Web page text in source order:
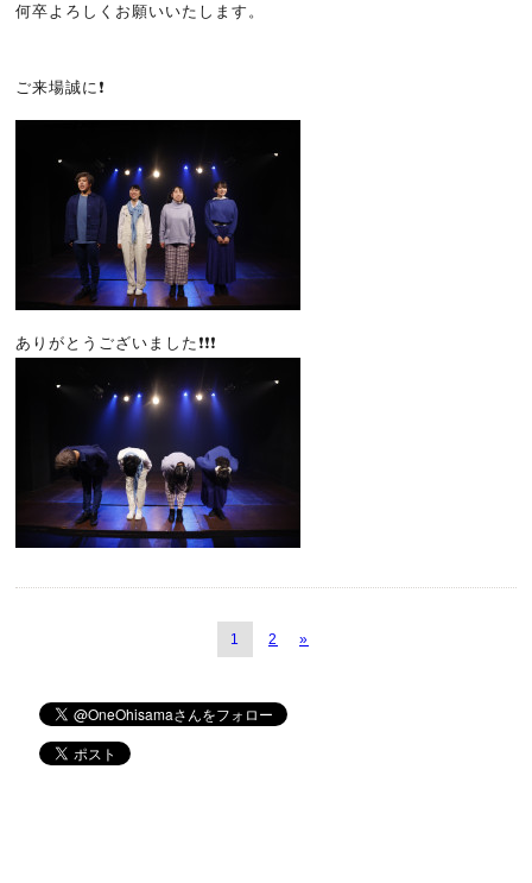
何卒よろしくお願いいたします。
ご来場誠に❗
ありがとうございました❗❗❗
1 2 »